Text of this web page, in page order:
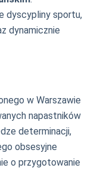
dyscypliny sportu,
dynamicznie
w Warszawie
napastników
determinacji,
obsesyjne
o przygotowanie